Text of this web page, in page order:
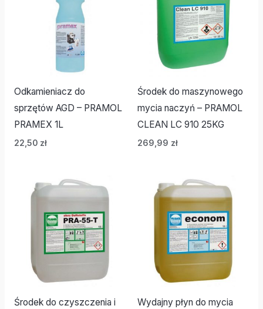
Odkamieniacz do
sprzętów AGD – PRAMOL
PRAMEX 1L
22,50 zł
Środek do maszynowego
mycia naczyń – PRAMOL
CLEAN LC 910 25KG
269,99 zł
Środek do czyszczenia i
Wydajny płyn do mycia